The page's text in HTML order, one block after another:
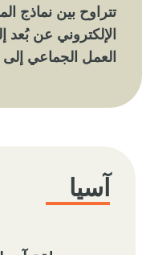
تتراوح بين نماذج
الإلكتروني عن بُعد
العمل الجماعي إلى
آسيا